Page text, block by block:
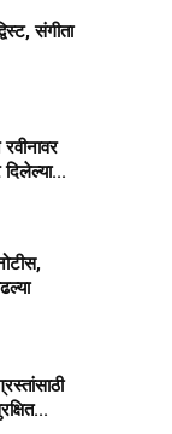
संगीता